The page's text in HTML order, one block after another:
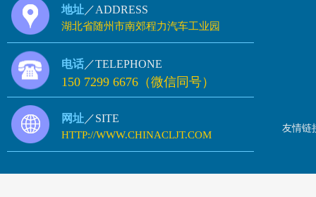
地址 ／ADDRESS
湖北省随州市南郊程力汽车工业园
电话 ／TELEPHONE
150 7299 6676（微信同号）
网址 ／SITE
HTTP://WWW.CHINACLJT.COM
友情链